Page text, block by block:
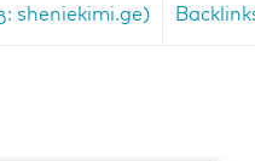
sheniekimi.ge)